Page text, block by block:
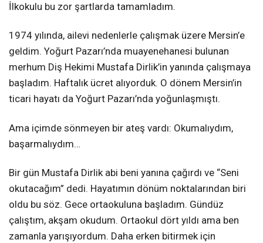
İlkokulu bu zor şartlarda tamamladım.
1974 yılında, ailevi nedenlerle çalışmak üzere Mersin’e
geldim. Yoğurt Pazarı’nda muayenehanesi bulunan
merhum Diş Hekimi Mustafa Dirlik’in yanında çalışmaya
başladım. Haftalık ücret alıyorduk. O dönem Mersin’in
ticari hayatı da Yoğurt Pazarı’nda yoğunlaşmıştı.
Ama içimde sönmeyen bir ateş vardı: Okumalıydım,
başarmalıydım…
Bir gün Mustafa Dirlik abi beni yanına çağırdı ve “Seni
okutacağım” dedi. Hayatımın dönüm noktalarından biri
oldu bu söz. Gece ortaokuluna başladım. Gündüz
çalıştım, akşam okudum. Ortaokul dört yıldı ama ben
zamanla yarışıyordum. Daha erken bitirmek için